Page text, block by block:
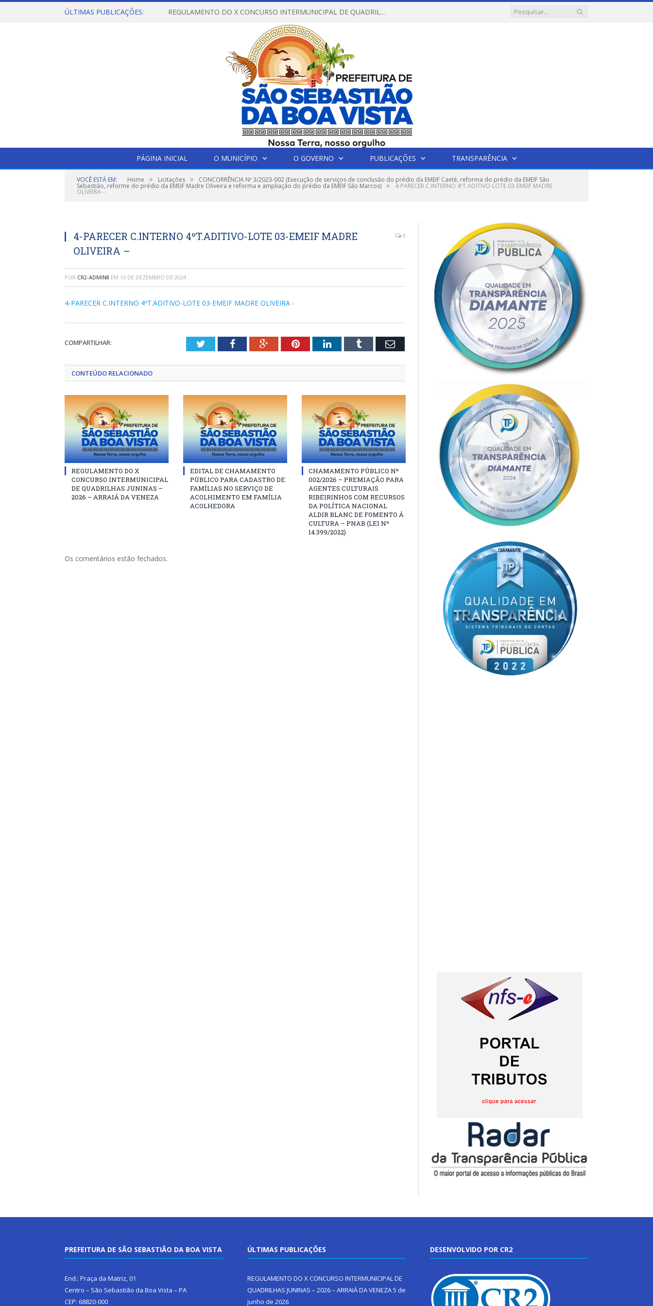
ÚLTIMAS PUBLICAÇÕES: REGULAMENTO DO X CONCURSO INTERMUNICIPAL DE QUADRILHAS JUNINAS – 2026 – ARRAIÁ DA VENEZA
PÁGINA INICIAL O MUNICÍPIO O GOVERNO PUBLICAÇÕES TRANSPARÊNCIA
VOCÊ ESTÁ EM: Home » Licitações » CONCORRÊNCIA Nº 3/2023-002 (Execução de serviços de conclusão do prédio da EMEIF Caeté, reforma do prédio da EMEIF São
Sebastião, reforme do prédio da EMEIF Madre Oliveira e reforma e ampliação do prédio da EMEIF São Marcos) » 4-PARECER C.INTERNO 4ºT.ADITIVO-LOTE 03-EMEIF MADRE
OLIVEIRA –
4-PARECER C.INTERNO 4ºT.ADITIVO-LOTE 03-EMEIF MADRE
OLIVEIRA –
0
POR CR2-ADMIN8 EM 13 DE DEZEMBRO DE 2024
4-PARECER C.INTERNO 4ºT.ADITIVO-LOTE 03-EMEIF MADRE OLIVEIRA -
COMPARTILHAR: TwitterFacebookGoogle+PinterestLinkedInTumblr Email
CONTEÚDO RELACIONADO
REGULAMENTO DO X
CONCURSO INTERMUNICIPAL
DE QUADRILHAS JUNINAS –
2026 – ARRAIÁ DA VENEZA
EDITAL DE CHAMAMENTO
PÚBLICO PARA CADASTRO DE
FAMÍLIAS NO SERVIÇO DE
ACOLHIMENTO EM FAMÍLIA
ACOLHEDORA
CHAMAMENTO PÚBLICO Nº
002/2026 – PREMIAÇÃO PARA
AGENTES CULTURAIS
RIBEIRINHOS COM RECURSOS
DA POLÍTICA NACIONAL
ALDIR BLANC DE FOMENTO Á
CULTURA – PNAB (LEI Nº
14.399/2022)
Os comentários estão fechados.
PREFEITURA DE SÃO SEBASTIÃO DA BOA VISTA
End.: Praça da Matriz, 01
Centro – São Sebastião da Boa Vista – PA
CEP: 68820-000
ÚLTIMAS PUBLICAÇÕES
REGULAMENTO DO X CONCURSO INTERMUNICIPAL DE
QUADRILHAS JUNINAS – 2026 – ARRAIÁ DA VENEZA5 de
junho de 2026
DESENVOLVIDO POR CR2